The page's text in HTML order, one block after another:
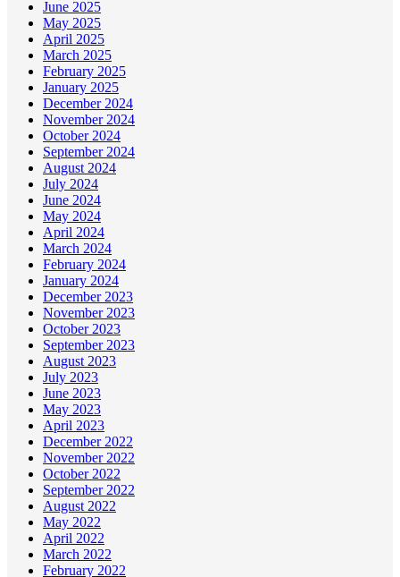
June 2025
May 2025
April 2025
March 2025
February 2025
January 2025
December 2024
November 2024
October 2024
September 2024
August 2024
July 2024
June 2024
May 2024
April 2024
March 2024
February 2024
January 2024
December 2023
November 2023
October 2023
September 2023
August 2023
July 2023
June 2023
May 2023
April 2023
December 2022
November 2022
October 2022
September 2022
August 2022
May 2022
April 2022
March 2022
February 2022